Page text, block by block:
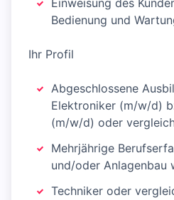
Einweisung des
Bedienung und
Ihr Profil
Abgeschlossene
Elektroniker (m/w/d)
(m/w/d) oder
Mehrjährige
und/oder Anlagenbau
Techniker oder